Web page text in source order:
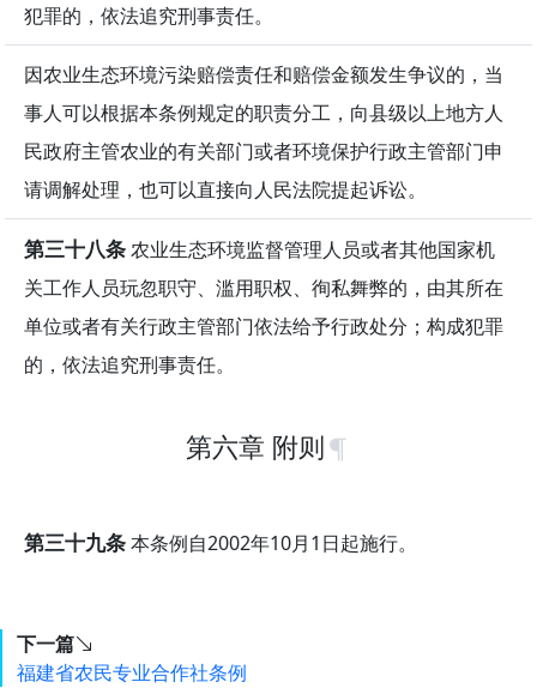
犯罪的，依法追究刑事责任。
因农业生态环境污染赔偿责任和赔偿金额发生争议的，当
事人可以根据本条例规定的职责分工，向县级以上地方人
民政府主管农业的有关部门或者环境保护行政主管部门申
请调解处理，也可以直接向人民法院提起诉讼。
第三十八条农业生态环境监督管理人员或者其他国家机
关工作人员玩忽职守、滥用职权、徇私舞弊的，由其所在
单位或者有关行政主管部门依法给予行政处分；构成犯罪
的，依法追究刑事责任。
第六章 附则
第三十九条本条例自2002年10月1日起施行。
下一篇
福建省农民专业合作社条例